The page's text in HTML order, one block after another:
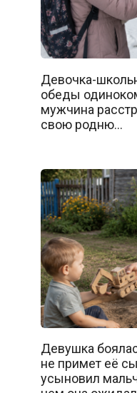
Девочка-
обеды
мужчина
свою родню…
Девушка
не примет её
усыновил